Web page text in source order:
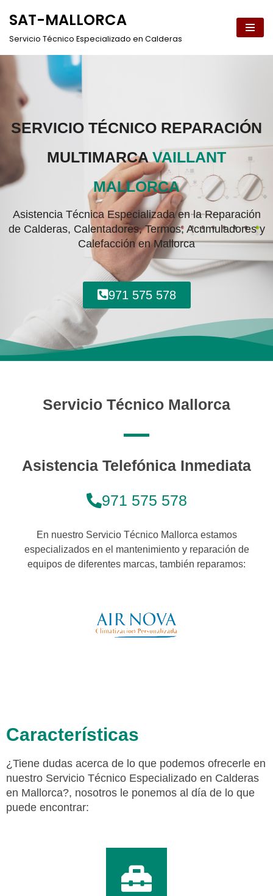
contenido
SAT-MALLORCA
Servicio Técnico Especializado en Calderas
SERVICIO TÉCNICO REPARACIÓN
MULTIMARCA VAILLANT
MALLORCA
Asistencia Técnica Especializada en la Reparación
de Calderas, Calentadores, Termos, Acumuladores y
Calefacción en Mallorca
971 575 578
Servicio Técnico Mallorca
Asistencia Telefónica Inmediata
971 575 578
En nuestro Servicio Técnico Mallorca estamos
especializados en el mantenimiento y reparación de
equipos de diferentes marcas, también reparamos:
Características
¿Tiene dudas acerca de lo que podemos ofrecerle en
nuestro Servicio Técnico Especializado en Calderas
en Mallorca?, nosotros le ponemos al día de lo que
puede encontrar: